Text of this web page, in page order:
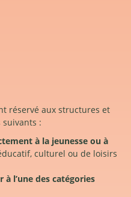
réservé aux structures et
:
à la jeunesse ou à
culturel ou de loisirs
l’une des catégories